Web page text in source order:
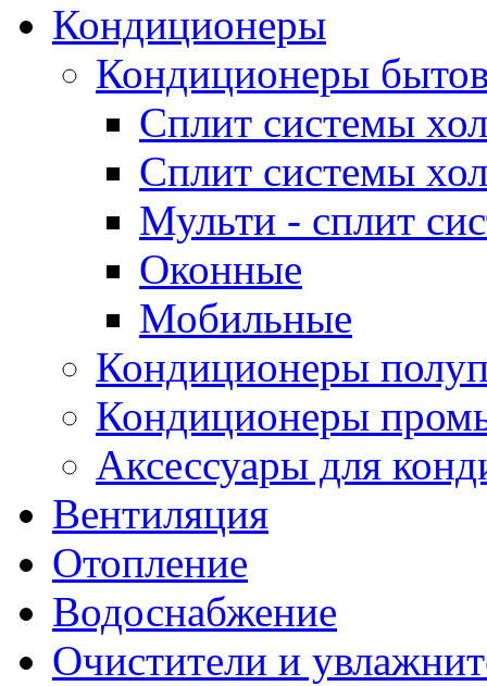
Кондиционеры
Кондиционеры
Сплит системы
Сплит системы
Мульти - сплит
Оконные
Мобильные
Кондиционеры
Кондиционеры
Аксессуары для
Вентиляция
Отопление
Водоснабжение
Очистители и